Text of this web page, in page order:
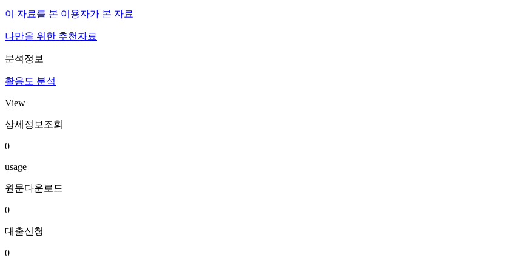
이 자료를 본 이용자가 본 자료
나만을 위한 추천자료
분석정보
활용도 분석
View
상세정보조회
0
usage
원문다운로드
0
대출신청
0